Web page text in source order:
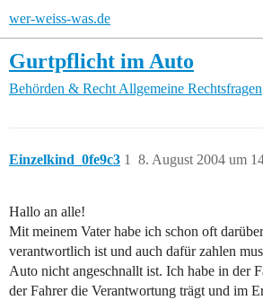
wer-weiss-was.de
Gurtpflicht im Auto
Behörden & Recht Allgemeine Rechtsfragen
Einzelkind_0fe9c3 8. August 2004 um
1
Hallo an alle!
Mit meinem Vater habe ich schon oft
verantwortlich ist und auch dafür zahlen
Auto nicht angeschnallt ist. Ich habe in der
der Fahrer die Verantwortung trägt und im